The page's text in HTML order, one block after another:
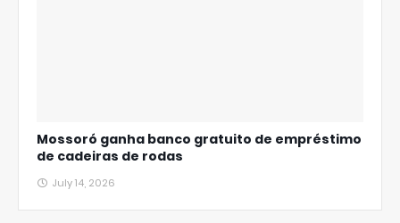
Mossoró ganha banco gratuito de empréstimo
de cadeiras de rodas
July 14, 2026